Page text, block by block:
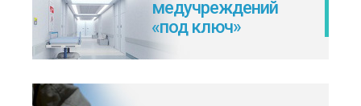
медучреждений
«под ключ»